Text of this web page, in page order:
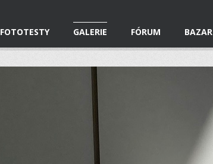
FOTOTESTY GALERIE FÓRUM BAZAR